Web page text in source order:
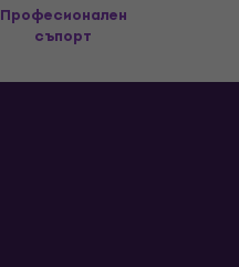
Професионален
съпорт